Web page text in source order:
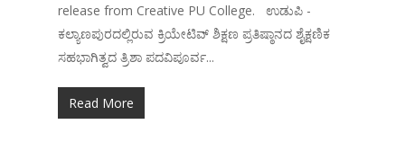
release from Creative PU College. ಉಡುಪಿ -
ಕಲ್ಯಾಣಪುರದಲ್ಲಿರುವ ಕ್ರಿಯೇಟಿವ್ ಶಿಕ್ಷಣ ಪ್ರತಿಷ್ಠಾನದ ಶೈಕ್ಷಣಿಕ
ಸಹಭಾಗಿತ್ವದ ತ್ರಿಶಾ ಪದವಿಪೂರ್ವ...
Read More